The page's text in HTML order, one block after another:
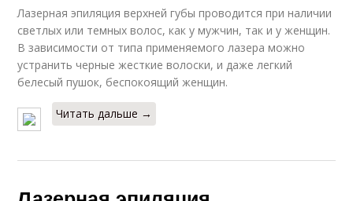
Лазерная эпиляция верхней губы проводится при наличии
светлых или темных волос, как у мужчин, так и у женщин.
В зависимости от типа применяемого лазера можно
устранить черные жесткие волоски, и даже легкий
белесый пушок, беспокоящий женщин.
Читать дальше →